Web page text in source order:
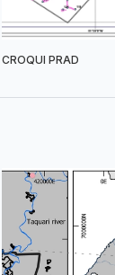
CROQUI PRAD